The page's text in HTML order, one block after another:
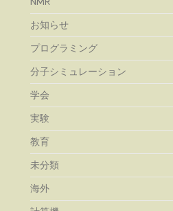
お知らせ
プログラミング
分子シミュレーション
学会
実験
教育
未分類
海外